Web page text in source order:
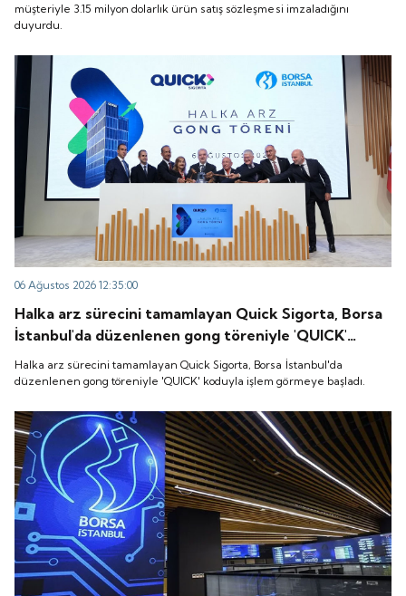
müşteriyle 3.15 milyon dolarlık ürün satış sözleşmesi imzaladığını
duyurdu.
06 Ağustos 2026 12:35:00
Halka arz sürecini tamamlayan Quick Sigorta, Borsa
İstanbul'da düzenlenen gong töreniyle 'QUICK'
koduyla işlem görmeye başladı.
Halka arz sürecini tamamlayan Quick Sigorta, Borsa İstanbul'da
düzenlenen gong töreniyle 'QUICK' koduyla işlem görmeye başladı.